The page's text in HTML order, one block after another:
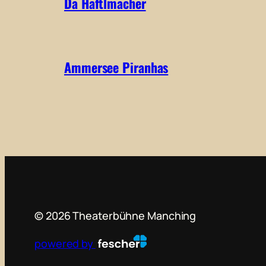
Ammersee Piranhas
© 2026Theaterbühne Manching
powered by